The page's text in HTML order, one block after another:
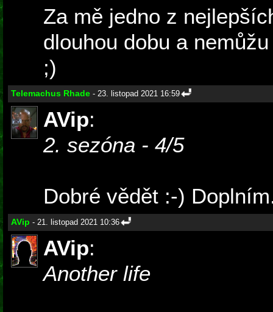
Za mě jedno z
dlouhou dobu a
;)
Telemachus Rhade - 23. listopad 2021 16:59
AVip:
2. sezóna - 4/5
Dobré vědět :-)
AVip - 21. listopad 2021 10:36
AVip:
Another life